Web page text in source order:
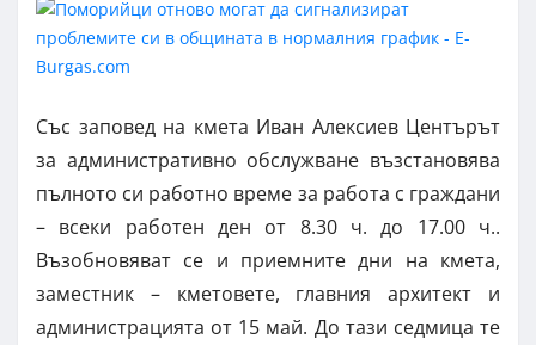
Със заповед на кмета Иван Алексиев Центърът
за административно обслужване възстановява
пълното си работно време за работа с граждани
– всеки работен ден от 8.30 ч. до 17.00 ч..
Възобновяват се и приемните дни на кмета,
заместник – кметовете, главния архитект и
администрацията от 15 май. До тази седмица те